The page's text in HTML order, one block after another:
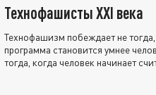
Технофашисты XXI века
Технофашизм побеждает не
программа становится умнее
тогда, когда человек начинает